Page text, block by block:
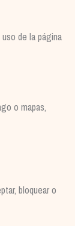
de la página
o mapas,
bloquear o